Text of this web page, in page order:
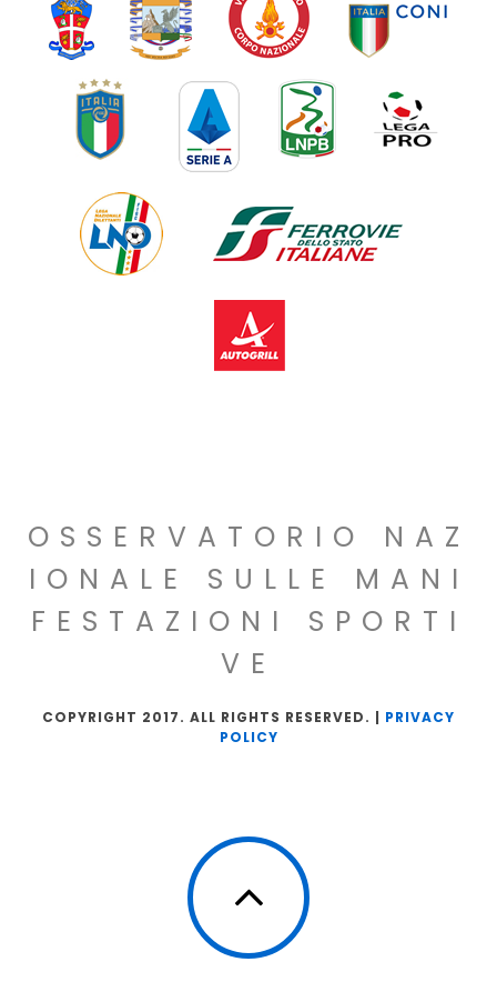
OSSERVATORIO NAZ
IONALE SULLE MANI
FESTAZIONI SPORTI
VE
COPYRIGHT 2017. ALL RIGHTS RESERVED. | PRIVACY
POLICY